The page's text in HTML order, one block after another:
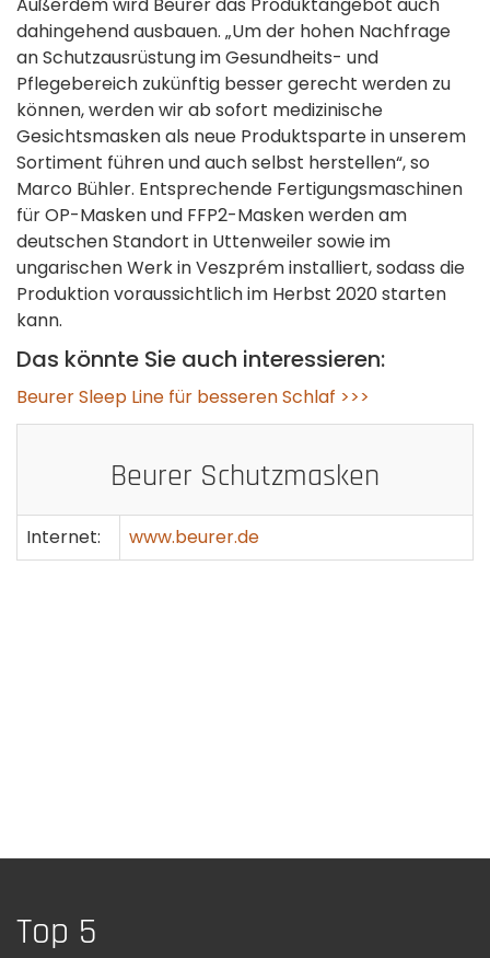
dahingehend ausbauen. „Um der hohen Nachfrage
an Schutzausrüstung im Gesundheits- und
Pflegebereich zukünftig besser gerecht werden zu
können, werden wir ab sofort medizinische
Gesichtsmasken als neue Produktsparte in unserem
Sortiment führen und auch selbst herstellen“, so
Marco Bühler. Entsprechende Fertigungsmaschinen
für OP-Masken und FFP2-Masken werden am
deutschen Standort in Uttenweiler sowie im
ungarischen Werk in Veszprém installiert, sodass die
Produktion voraussichtlich im Herbst 2020 starten
kann.
Das könnte Sie auch interessieren:
Beurer Sleep Line für besseren Schlaf >>>
Beurer Schutzmasken
Internet: www.beurer.de
Top 5